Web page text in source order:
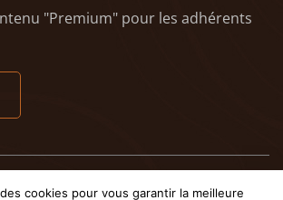
"Premium" pour les adhérents
droits réservés - Une créationTony
cookies pour vous garantir la meilleure